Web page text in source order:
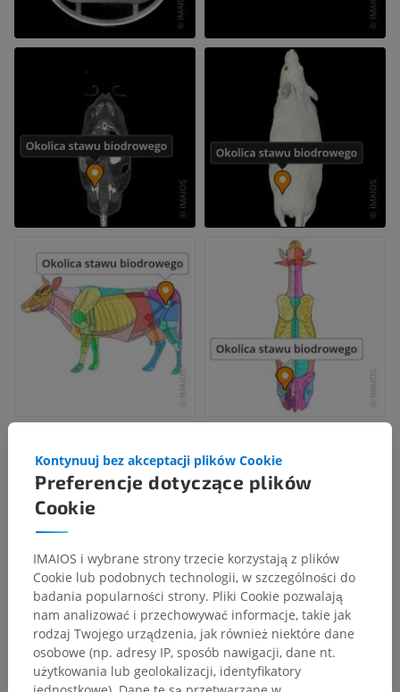
Preferencje dotyczące plików
Cookie
Kontynuuj bez akceptacji plików Cookie
IMAIOS i wybrane strony trzecie korzystają z plików
Cookie lub podobnych technologii, w szczególności do
badania popularności strony. Pliki Cookie pozwalają
nam analizować i przechowywać informacje, takie jak
rodzaj Twojego urządzenia, jak również niektóre dane
osobowe (np. adresy IP, sposób nawigacji, dane nt.
użytkowania lub geolokalizacji, identyfikatory